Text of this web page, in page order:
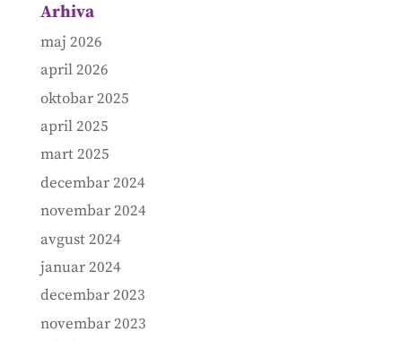
Arhiva
maj 2026
april 2026
oktobar 2025
april 2025
mart 2025
decembar 2024
novembar 2024
avgust 2024
januar 2024
decembar 2023
novembar 2023